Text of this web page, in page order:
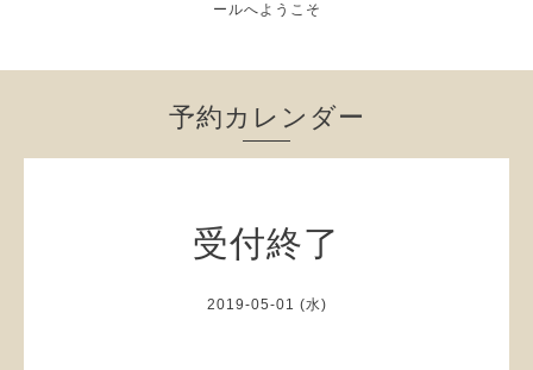
ールへようこそ
予約カレンダー
受付終了
2019-05-01 (水)